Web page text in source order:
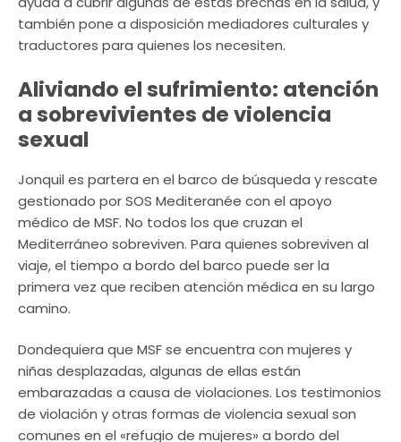
también pone a disposición mediadores culturales y
traductores para quienes los necesiten.
Aliviando el sufrimiento: atención
a sobrevivientes de violencia
sexual
Jonquil es partera en el barco de búsqueda y rescate
gestionado por SOS Mediteranée con el apoyo
médico de MSF. No todos los que cruzan el
Mediterráneo sobreviven. Para quienes sobreviven al
viaje, el tiempo a bordo del barco puede ser la
primera vez que reciben atención médica en su largo
camino.
Dondequiera que MSF se encuentra con mujeres y
niñas desplazadas, algunas de ellas están
embarazadas a causa de violaciones. Los testimonios
de violación y otras formas de violencia sexual son
comunes en el «refugio de mujeres» a bordo del